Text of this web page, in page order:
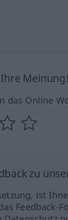
Ihre Meinung!
das Online
zu
ist
Feedback-